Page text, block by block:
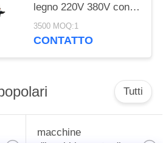
legno 220V 380V con
300 mm di diametro
della lama
3500 MOQ:1
CONTATTO
Tutti
macchine